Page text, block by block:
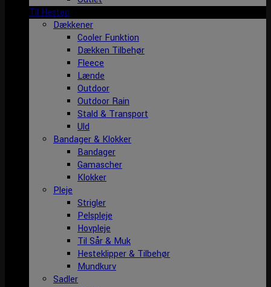
Til Hesten
Dækkener
Cooler Funktion
Dækken Tilbehør
Fleece
Lænde
Outdoor
Outdoor Rain
Stald & Transport
Uld
Bandager & Klokker
Bandager
Gamascher
Klokker
Pleje
Strigler
Pelspleje
Hovpleje
Til Sår & Muk
Hesteklipper & Tilbehør
Mundkurv
Sadler